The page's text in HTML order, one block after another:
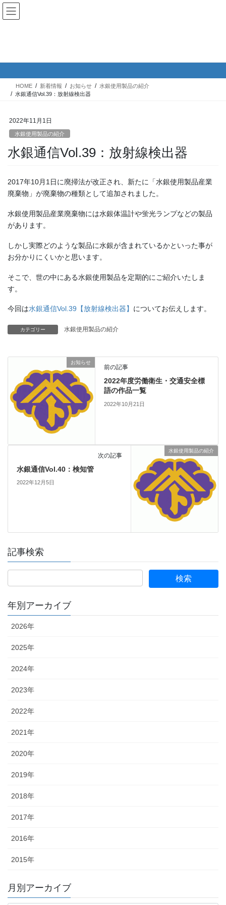
コ
ン
キ
ナ
ビ
に
HOME 新着情報 お知らせ
水銀使用製品の紹介
水銀通信Vol.39：放射線検出器
2022年11月1日
水銀使用製品の紹介
水銀通信Vol.39：放射線検出器
2017年10月1日に廃掃法が改正され、新たに「水銀使用製品産業
廃棄物」が廃棄物の種類として追加されました。
水銀使用製品産業廃棄物には水銀体温計や蛍光ランプなどの製品
があります。
しかし実際どのような製品に水銀が含まれているかといった事が
お分かりにくいかと思います。
そこで、世の中にある水銀使用製品を定期的にご紹介いたしま
す。
今回は水銀通信Vol.39【放射線検出器】 についてお伝えします。
カテゴリー 水銀使用製品の紹介
お知らせ
前の記事
2022年度労働衛生・交通安全標
語の作品一覧
2022年10月21日
水銀使用製品の紹介
次の記事
水銀通信Vol.40：検知管
2022年12月5日
記事検索
年別アーカイブ
2026年
2025年
2024年
2023年
2022年
2021年
2020年
2019年
2018年
2017年
2016年
2015年
月別アーカイブ
月